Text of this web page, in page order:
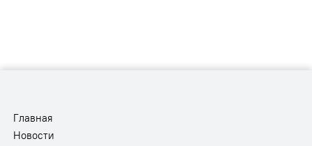
Главная
Новости